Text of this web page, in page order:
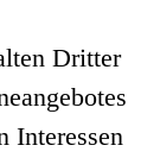
Dritter
Interessen